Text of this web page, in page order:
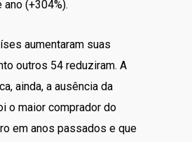
(+304%).
aumentaram suas
outros 54 reduziram. A
ainda, a ausência da
o maior comprador do
em anos passados e que